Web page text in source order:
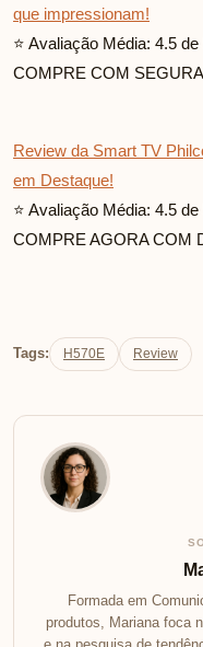
que impressionam!
⭐ Avaliação Média: 4.5
COMPRE COM
Review da Smart TV
em Destaque!
⭐ Avaliação Média: 4.5
COMPRE AGORA COM
Tags: H570E Review
Formada em
produtos, Mariana foca